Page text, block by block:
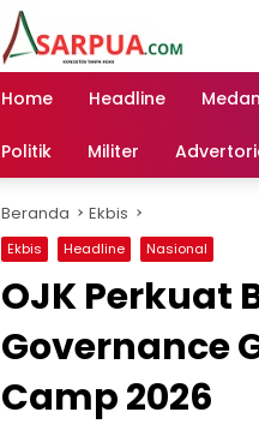
Home Headline Medan
Politik Militer
Beranda Ekbis
Ekbis Headline Nasional
OJK Perkuat
Governance
Camp 2026